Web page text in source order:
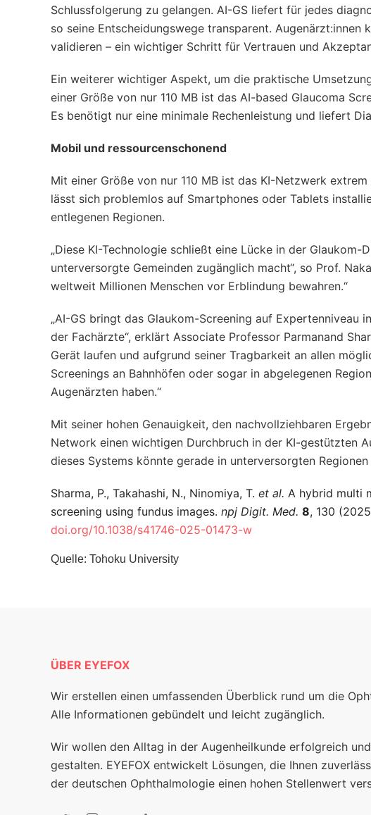
Schlussfolgerung zu gelangen. AI-GS liefert für jedes
so seine Entscheidungswege transparent.
validieren – ein wichtiger Schritt für Vertrauen und
Ein weiterer wichtiger Aspekt, um die praktische
einer Größe von nur 110 MB ist das AI-based Glaucoma
Es benötigt nur eine minimale Rechenleistung und liefert
Mobil und ressourcenschonend
Mit einer Größe von nur 110 MB ist das KI-Netzwerk
lässt sich problemlos auf Smartphones oder Tablets
entlegenen Regionen.
„Diese KI-Technologie schließt eine Lücke in der
unterversorgte Gemeinden zugänglich macht“, so Prof.
weltweit Millionen Menschen vor Erblindung bewahren.“
„AI-GS bringt das Glaukom-Screening auf
der Fachärzte“, erklärt Associate Professor Parmanand
Gerät laufen und aufgrund seiner Tragbarkeit an allen
Screenings an Bahnhöfen oder sogar in abgelegenen
Augenärzten haben.“
Mit seiner hohen Genauigkeit, den nachvollziehbaren
Network einen wichtigen Durchbruch in der KI-gestützten
dieses Systems könnte gerade in unterversorgten
Sharma, P., Takahashi, N., Ninomiya, T. et al. A hybrid multi
screening using fundus images. npj Digit. Med. 8, 130
doi.org/10.1038/s41746-025-01473-w
Quelle: Tohoku University
ÜBER EYEFOX
Wir erstellen einen umfassenden Überblick rund um die
Alle Informationen gebündelt und leicht zugänglich.
Wir wollen den Alltag in der Augenheilkunde erfolgreich
gestalten. EYEFOX entwickelt Lösungen, die Ihnen
der deutschen Ophthalmologie einen hohen Stellenwert